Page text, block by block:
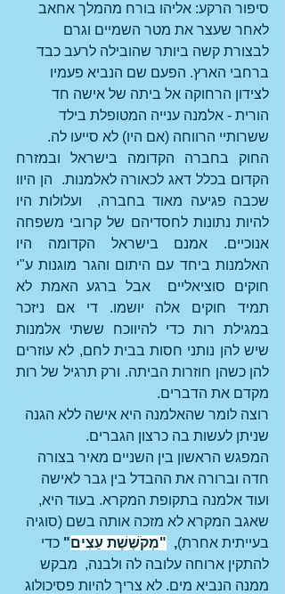
סיפור הרקע: אליהו בורח מהמלך אחאב
לאחר שעצר את מטר השמיים וגרם
לבצורת קשה ביותר שהובילה לרעב כבד
ברחבי הארץ. הפעם שם הנביא פעמיו
לצידון הרחוקה אל ביתה של אישה חד
הורית - אלמנה ענייה המטופלת בילד
ששרותיי הרווחה (אם היו) לא סייעו לה.
מקדם את הדברים.
רוצה לומר שהאלמנה היא אישה ללא הגנה
שניתן לעשות בה כרצון הגברים.
המפגש הראשון בין השניים מאיר בצורה
חדה וברורה את ההבדל בין גבר לאישה
ועוד אלמנה בתקופת המקרא. בעוד היא,
שאגב המקרא לא מזכה אותה בשם (סוגיה
בעייתית אחרת), "מְקֹשֶׁשֶׁת עֵצִים" כדי
להתקין ארוחה עלובה לה ולבנה,  מבקש
ממנה הנביא מים. לא צריך להיות פסיכולוג